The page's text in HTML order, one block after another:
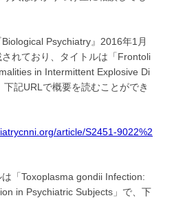
Psychiatry』2016年1月
れており、タイトルは「Frontoli
in Intermittent Explosive Di
記URLで概要を読むことができ
article/S2451-9022%2
「Toxoplasma gondii Infection:
in Psychiatric Subjects」で、下